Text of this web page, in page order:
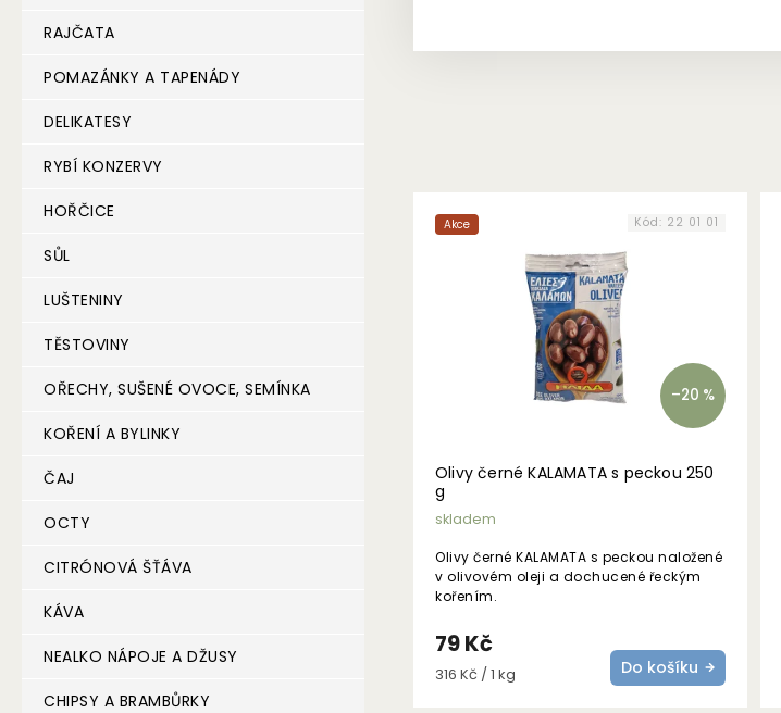
RAJČATA
POMAZÁNKY A TAPENÁDY
DELIKATESY
RYBÍ KONZERVY
HOŘČICE
SŮL
LUŠTENINY
TĚSTOVINY
OŘECHY, SUŠENÉ OVOCE, SEMÍNKA
KOŘENÍ A BYLINKY
ČAJ
OCTY
CITRÓNOVÁ ŠŤÁVA
KÁVA
NEALKO NÁPOJE A DŽUSY
CHIPSY A BRAMBŮRKY
Akce
–20 %
Olivy černé KALAMATA s peckou 250
g
skladem
79 Kč
Měrná
316 Kč / 1 kg Do košíku
Olivy černé KALAMATA s peckou naložené
v olivovém oleji a dochucené řeckým
kořením.
Kód: 22 01 01